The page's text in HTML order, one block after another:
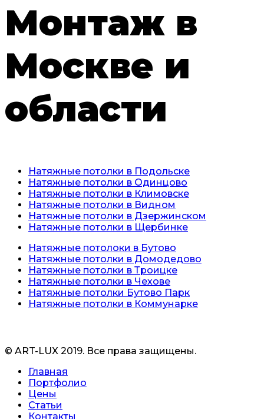
Монтаж в
Москве и
области
Натяжные потолки в Подольске
Натяжные потолки в Одинцово
Натяжные потолки в Климовске
Натяжные потолки в Видном
Натяжные потолки в Дзержинском
Натяжные потолки в Щербинке
Натяжные потолоки в Бутово
Натяжные потолки в Домодедово
Натяжные потолки в Троицке
Натяжные потолки в Чехове
Натяжные потолки Бутово Парк
Натяжные потолки в Коммунарке
© ART-LUX 2019. Все права защищены.
Главная
Портфолио
Цены
Статьи
Контакты